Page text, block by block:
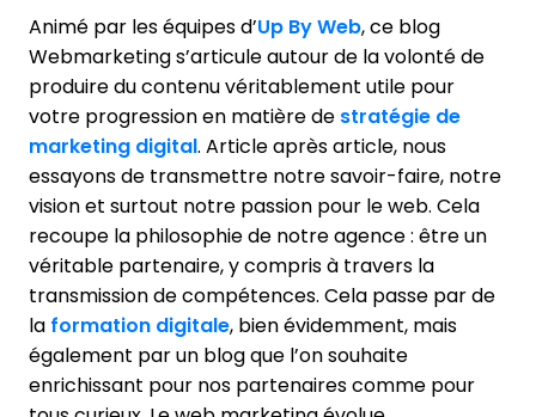
Animé par les équipes d’Up By Web, ce blog
Webmarketing s’articule autour de la volonté de
produire du contenu véritablement utile pour
votre progression en matière de stratégie de
marketing digital. Article après article, nous
essayons de transmettre notre savoir-faire, notre
vision et surtout notre passion pour le web. Cela
recoupe la philosophie de notre agence : être un
véritable partenaire, y compris à travers la
transmission de compétences. Cela passe par de
la formation digitale, bien évidemment, mais
également par un blog que l’on souhaite
enrichissant pour nos partenaires comme pour